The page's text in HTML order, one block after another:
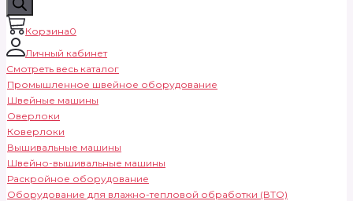
Корзина0
Личный кабинет
Смотреть весь каталог
Промышленное швейное оборудование
Швейные машины
Оверлоки
Коверлоки
Вышивальные машины
Швейно-вышивальные машины
Раскройное оборудование
Оборудование для влажно-тепловой обработки (ВТО)